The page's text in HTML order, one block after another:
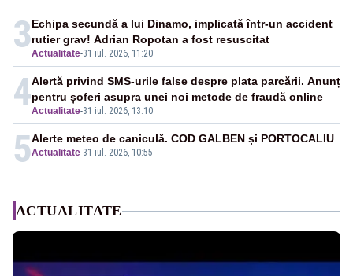
3Actualitate-31 iul. 2026, 11:20
Echipa secundă a lui Dinamo, implicată într-un accident
rutier grav! Adrian Ropotan a fost resuscitat
4Actualitate-31 iul. 2026, 13:10
Alertă privind SMS-urile false despre plata parcării. Anunț
pentru șoferi asupra unei noi metode de fraudă online
5Actualitate-31 iul. 2026, 10:55
Alerte meteo de caniculă. COD GALBEN și PORTOCALIU
ACTUALITATE